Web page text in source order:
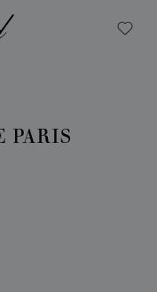
My
PARIS